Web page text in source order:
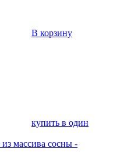
В корзину
купить в один